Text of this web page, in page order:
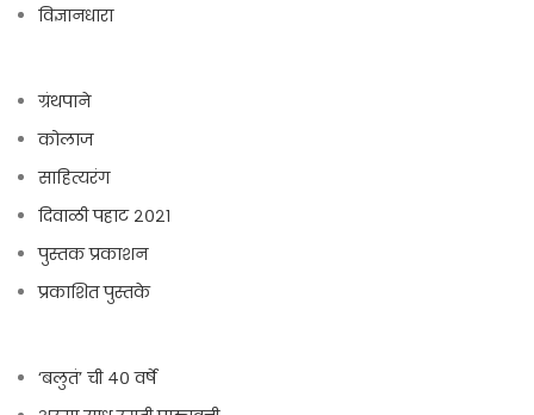
विज्ञानधारा
ग्रंथपाने
कोलाज
साहित्यरंग
दिवाळी पहाट २०२१
पुस्तक प्रकाशन
प्रकाशित पुस्तके
‘बलुतं’ ची ४० वर्षे